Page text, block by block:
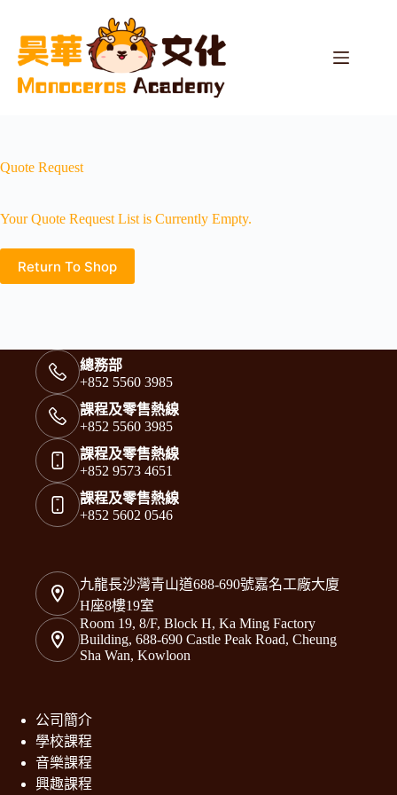
Quote Request
Your Quote Request List is Currently Empty.
Return To Shop
總務部
+852 5560 3985
課程及零售熱線
+852 5560 3985
課程及零售熱線
+852 9573 4651
課程及零售熱線
+852 5602 0546
九龍長沙灣青山道688-690號嘉名工廠大廈
H座8樓19室
Room 19, 8/F, Block H, Ka Ming Factory
Building, 688-690 Castle Peak Road, Cheung
Sha Wan, Kowloon
公司簡介
學校課程
音樂課程
興趣課程